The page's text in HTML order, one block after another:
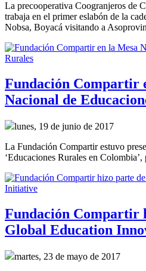
La precooperativa Coogranjeros de
trabaja en el primer eslabón de la
Nobsa, Boyacá visitando a
Fundación Compartir
Nacional de
lunes, 19 de junio de 2017
La Fundación Compartir estuvo
‘Educaciones Rurales en
Fundación Compartir
Global Education
martes, 23 de mayo de 2017